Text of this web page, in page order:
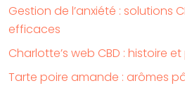
Gestion de l’anxiété : solutions
efficaces
Charlotte’s web CBD : histoire
Tarte poire amande : arômes